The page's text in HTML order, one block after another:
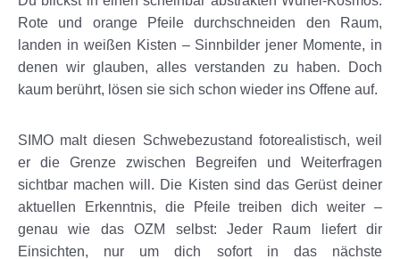
Rote und orange Pfeile durchschneiden den Raum,
landen in weißen Kisten – Sinnbilder jener Momente, in
denen wir glauben, alles verstanden zu haben. Doch
kaum berührt, lösen sie sich schon wieder ins Offene auf.
SIMO malt diesen Schwebezustand fotorealistisch, weil
er die Grenze zwischen Begreifen und Weiterfragen
sichtbar machen will. Die Kisten sind das Gerüst deiner
aktuellen Erkenntnis, die Pfeile treiben dich weiter –
genau wie das OZM selbst: Jeder Raum liefert dir
Einsichten, nur um dich sofort in das nächste